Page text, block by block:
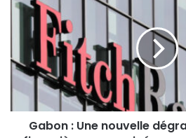
Gabon : Une nouvelle